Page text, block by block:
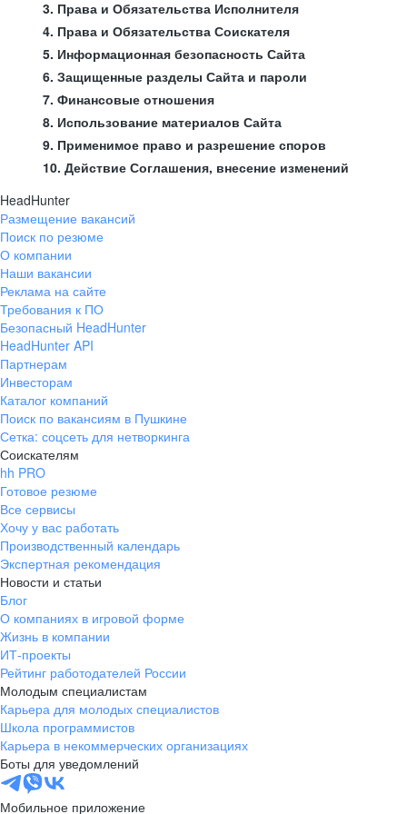
3. Права и Обязательства Исполнителя
4. Права и Обязательства Соискателя
5. Информационная безопасность Сайта
6. Защищенные разделы Сайта и пароли
7. Финансовые отношения
8. Использование материалов Сайта
9. Применимое право и разрешение споров
10. Действие Соглашения, внесение изменений
HeadHunter
Размещение вакансий
Поиск по резюме
О компании
Наши вакансии
Реклама на сайте
Требования к ПО
Безопасный HeadHunter
HeadHunter API
Партнерам
Инвесторам
Каталог компаний
Поиск по вакансиям в Пушкине
Сетка: соцсеть для нетворкинга
Соискателям
hh PRO
Готовое резюме
Все сервисы
Хочу у вас работать
Производственный календарь
Экспертная рекомендация
Новости и статьи
Блог
О компаниях в игровой форме
Жизнь в компании
ИТ-проекты
Рейтинг работодателей России
Молодым специалистам
Карьера для молодых специалистов
Школа программистов
Карьера в некоммерческих организациях
Боты для уведомлений
Мобильное приложение